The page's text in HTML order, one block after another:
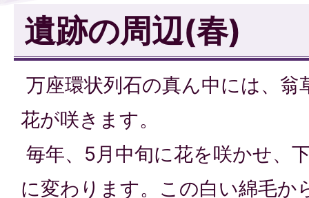
遺跡の周辺(春)
万座環状列石の真ん中には、
花が咲きます。
毎年、5月中旬に花を咲かせ、
に変わります。この白い綿毛か